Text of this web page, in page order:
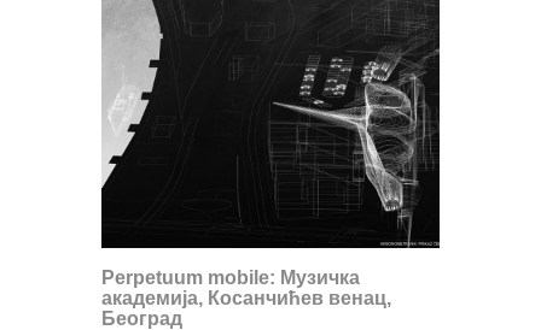
Perpetuum mobile: Музичка
академија, Косанчићев венац,
Београд